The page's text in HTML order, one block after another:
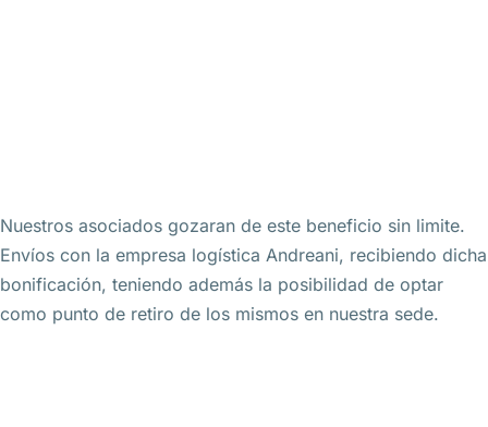
Nuestros asociados gozaran de este beneficio sin limite.
Envíos con la empresa logística Andreani, recibiendo dicha
bonificación, teniendo además la posibilidad de optar
como punto de retiro de los mismos en nuestra sede.